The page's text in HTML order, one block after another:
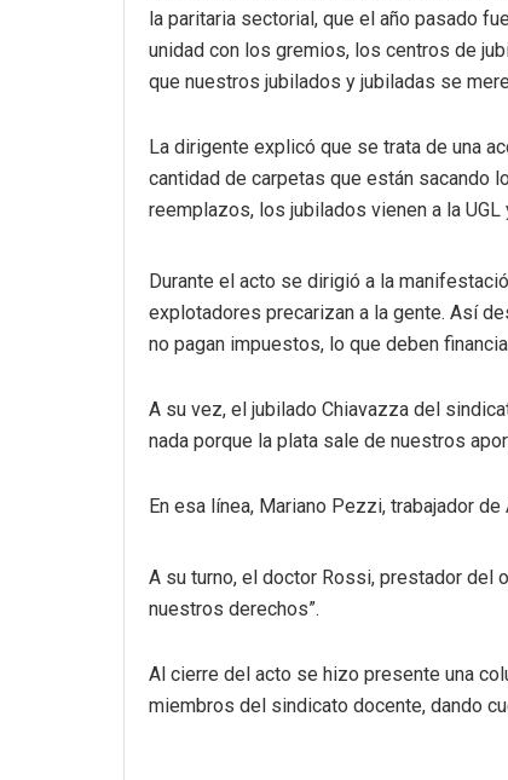
la paritaria sectorial, que el año pasado
unidad con los gremios, los centros de
que nuestros jubilados y jubiladas se
La dirigente explicó que se trata de una
cantidad de carpetas que están sacando
reemplazos, los jubilados vienen a la
Durante el acto se dirigió a la
explotadores precarizan a la gente. Así
no pagan impuestos, lo que deben
A su vez, el jubilado Chiavazza del
nada porque la plata sale de nuestros
En esa línea, Mariano Pezzi, trabajador
A su turno, el doctor Rossi, prestador del
nuestros derechos”.
Al cierre del acto se hizo presente una
miembros del sindicato docente, dando